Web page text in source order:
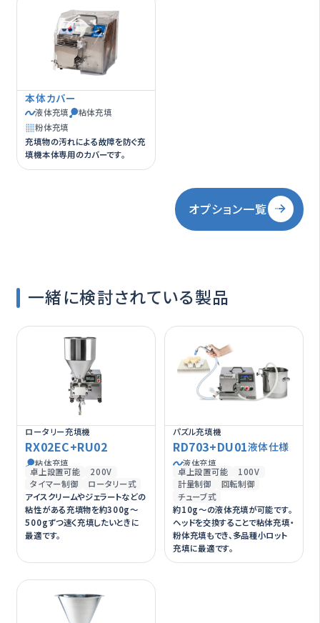
本体カバー
液体充填
粘体充填
粉体充填
充填物の汚れによる故障を防ぐ充
填機本体専用のカバーです。
オプション一覧
一緒に検討されている製品
ロータリー充填機
RX02EC+RU02
粘体充填
卓上設置可能
200V
タイマー制御
ロータリー式
アイスクリームやジェラートなどの
粘性がある充填物を約300g～
500gずつ速く充填したいときに
最適です。
パズル充填機
RD703+DU01液体仕様
液体充填
卓上設置可能
100V
計量制御
回転制御
チューブ式
約10g～の液体充填が可能です。
ヘッドを交換することで粘体充填・
粉体充填もでき、多品種小ロット
充填に最適です。